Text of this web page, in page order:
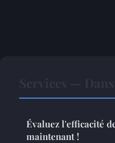
Évaluez l'efficacité
maintenant !